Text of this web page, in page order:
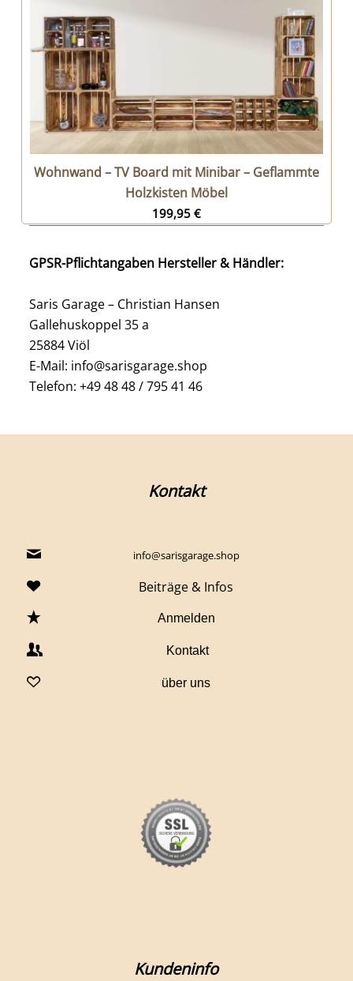
Wohnwand – TV Board mit Minibar – Geflammte
Holzkisten Möbel
199,95 €
GPSR-Pflichtangaben Hersteller & Händler:
Saris Garage – Christian Hansen
Gallehuskoppel 35 a
25884 Viöl
E-Mail: info@sarisgarage.shop
Telefon: +49 48 48 / 795 41 46
Kontakt
info@sarisgarage.shop
Beiträge & Infos
Anmelden
Kontakt
über uns
Kundeninfo